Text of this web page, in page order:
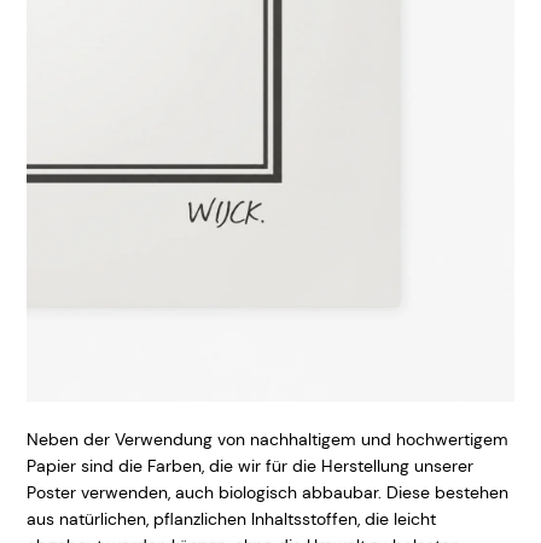
Neben der Verwendung von nachhaltigem und hochwertigem
Papier sind die Farben, die wir für die Herstellung unserer
Poster verwenden, auch biologisch abbaubar. Diese bestehen
aus natürlichen, pflanzlichen Inhaltsstoffen, die leicht